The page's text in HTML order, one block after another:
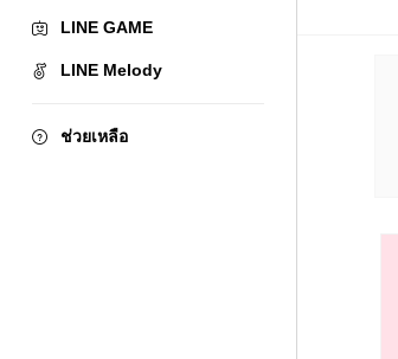
LINE GAME
LINE Melody
ช่วยเหลือ